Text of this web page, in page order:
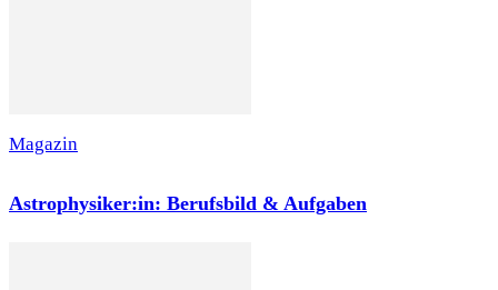
Magazin
Astrophysiker:in: Berufsbild & Aufgaben